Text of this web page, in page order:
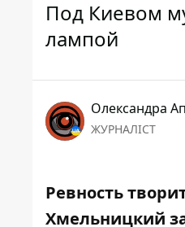
Под Киевом
лампой
Олександра
ЖУРНАЛІСТ
Ревность
Хмельницкий